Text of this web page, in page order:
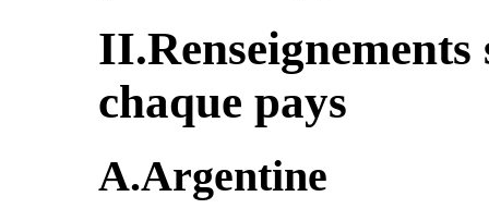
chaque pays
A.Argentine